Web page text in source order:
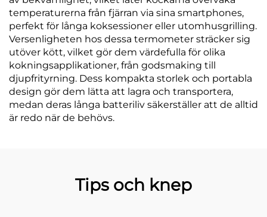
temperaturerna från fjärran via sina smartphones,
perfekt för långa koksessioner eller utomhusgrilling.
Versenligheten hos dessa termometer sträcker sig
utöver kött, vilket gör dem värdefulla för olika
kokningsapplikationer, från godsmaking till
djupfrityrning. Dess kompakta storlek och portabla
design gör dem lätta att lagra och transportera,
medan deras långa batteriliv säkerställer att de alltid
är redo när de behövs.
Tips och knep